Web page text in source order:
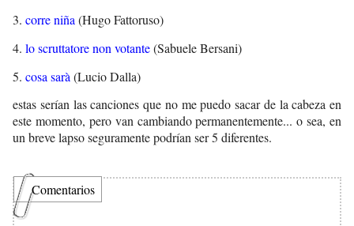
3. corre niña(Hugo Fattoruso)
4. lo scruttatore non votante(Sabuele Bersani)
5. cosa sarà (Lucio Dalla)
estas serían las canciones que no me puedo sacar de la cabeza en
este momento, pero van cambiando permanentemente... o sea, en
un breve lapso seguramente podrían ser 5 diferentes.
Comentarios